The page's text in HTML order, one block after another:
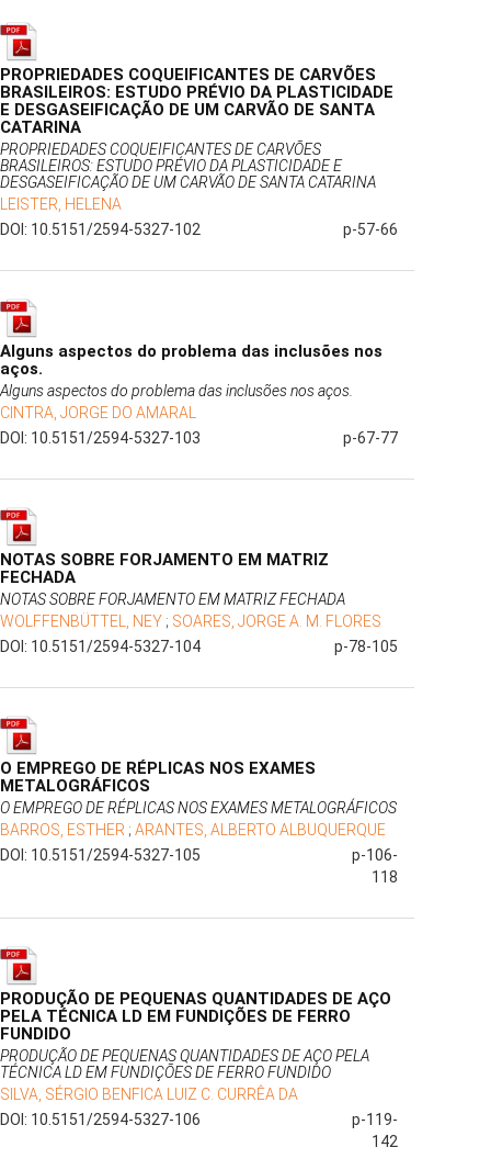
PROPRIEDADES COQUEIFICANTES DE CARVÕES
BRASILEIROS: ESTUDO PRÉVIO DA PLASTICIDADE
E DESGASEIFICAÇÃO DE UM CARVÃO DE SANTA
CATARINA
PROPRIEDADES COQUEIFICANTES DE CARVÕES
BRASILEIROS: ESTUDO PRÉVIO DA PLASTICIDADE E
DESGASEIFICAÇÃO DE UM CARVÃO DE SANTA CATARINA
LEISTER, HELENA
DOI: 10.5151/2594-5327-102
p-57-66
Alguns aspectos do problema das inclusões nos
aços.
Alguns aspectos do problema das inclusões nos aços.
CINTRA, JORGE DO AMARAL
DOI: 10.5151/2594-5327-103
p-67-77
NOTAS SOBRE FORJAMENTO EM MATRIZ
FECHADA
NOTAS SOBRE FORJAMENTO EM MATRIZ FECHADA
WOLFFENBÜTTEL, NEY ; SOARES, JORGE A. M. FLORES
DOI: 10.5151/2594-5327-104
p-78-105
O EMPREGO DE RÉPLICAS NOS EXAMES
METALOGRÁFICOS
O EMPREGO DE RÉPLICAS NOS EXAMES METALOGRÁFICOS
BARROS, ESTHER ; ARANTES, ALBERTO ALBUQUERQUE
DOI: 10.5151/2594-5327-105
p-106-
118
PRODUÇÃO DE PEQUENAS QUANTIDADES DE AÇO
PELA TÉCNICA LD EM FUNDIÇÕES DE FERRO
FUNDIDO
PRODUÇÃO DE PEQUENAS QUANTIDADES DE AÇO PELA
TÉCNICA LD EM FUNDIÇÕES DE FERRO FUNDIDO
SILVA, SÉRGIO BENFICA LUIZ C. CURRÊA DA
DOI: 10.5151/2594-5327-106
p-119-
142